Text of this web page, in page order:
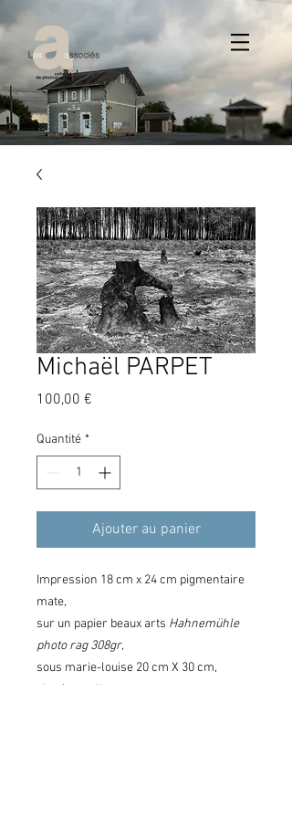
Michaël PARPET
100,00 €
Quantité *
Ajouter au panier
Impression 18 cm x 24 cm pigmentaire
mate,
sur un papier beaux arts Hahnemühle
photo rag 308gr,
sous marie-louise 20 cm X 30 cm,
signée par l'auteur.